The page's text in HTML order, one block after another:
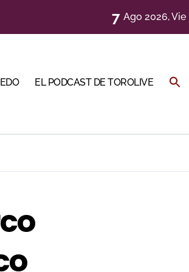
(Imágenes)
7 Ago 2026, Vie
EL PODCAST DE TOROLIVE